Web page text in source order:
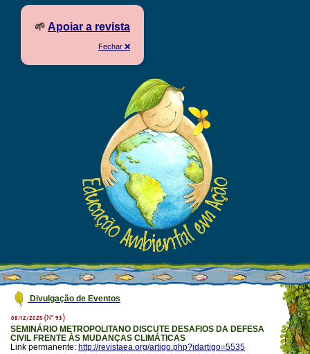
🌱 Apoiar a revista
Fechar ❌
Divulgação de Eventos
08/12/2025 (Nº 93)
SEMINÁRIO METROPOLITANO DISCUTE DESAFIOS DA DEFESA
CIVIL FRENTE ÀS MUDANÇAS CLIMÁTICAS
Link permanente: http://revistaea.org/artigo.php?idartigo=5535